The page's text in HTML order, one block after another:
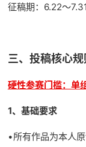
征稿期：6.22～7.31
三、投稿核心规
硬性参赛门槛：单
1、基础要求
•所有作品为本人